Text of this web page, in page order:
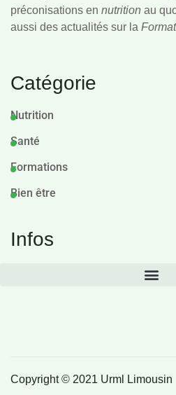
préconisations en nutrition au
aussi des actualités sur la
Catégorie
Nutrition
Santé
Formations
Bien être
Infos
Copyright © 2021 Urml Limousin